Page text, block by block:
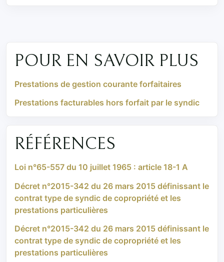
POUR EN SAVOIR PLUS
Prestations de gestion courante forfaitaires
Prestations facturables hors forfait par le syndic
RÉFÉRENCES
Loi n°65-557 du 10 juillet 1965 : article 18-1 A
Décret n°2015-342 du 26 mars 2015 définissant le
contrat type de syndic de copropriété et les
prestations particulières
Décret n°2015-342 du 26 mars 2015 définissant le
contrat type de syndic de copropriété et les
prestations particulières